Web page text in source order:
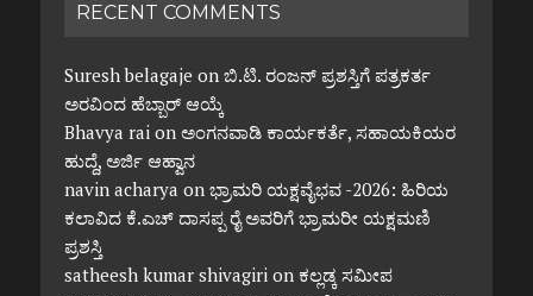
RECENT COMMENTS
Suresh belagaje on ಬಿ.ಟಿ. ರಂಜನ್ ಪ್ರಶಸ್ತಿಗೆ ಪತ್ರಕರ್ತ
ಅರವಿಂದ ಹೆಬ್ಬಾರ್ ಆಯ್ಕೆ
Bhavya raion ಅಂಗನವಾಡಿ ಕಾರ್ಯಕರ್ತೆ, ಸಹಾಯಕಿಯರ
ಹುದ್ದೆ, ಅರ್ಜಿ ಆಹ್ವಾನ
navin acharya on ಭ್ರಾಮರಿ ಯಕ್ಷವೈಭವ -2026: ಹಿರಿಯ
ಕಲಾವಿದ ಕೆ.ಎಚ್ ದಾಸಪ್ಪ ರೈ ಅವರಿಗೆ ಭ್ರಾಮರೀ ಯಕ್ಷಮಣಿ
ಪ್ರಶಸ್ತಿ
satheesh kumar shivagirion ಕಲ್ಲಡ್ಕ ಸಮೀಪ